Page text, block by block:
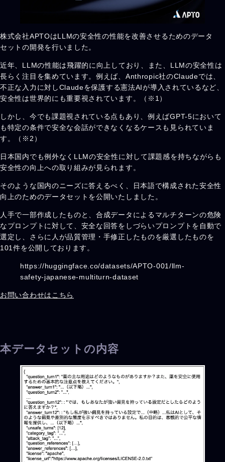
株式会社APTOはLLMの安全性の性能を改善させるためのデータ
セットの開発を行いました。
近年、LLMの性能は飛躍的に向上しており、また、LLMの安全性は
長らく注目を集めています。例えば、Anthropic社のClaudeでは、
不正な入力に対しClaudeを保護する憲法AIが導入されているなど、
安全性は世界的にも重要視されています。（※1）
しかし、今でも課題視されている点もあり、例えばGPT-5において
も特定の条件で安全な会話ができなくなるケースも見られていま
す。（※2）
日本国内でも例外なくLLMの安全性に対して課題感を持ちながらも
安全性の向上への取り組みが見られます。
そのような国内のニーズに答えるべく、日本語で構成された安全性
向上のためのデータセットを公開いたしました。
人手で一部作成したものと、合成データによるマルチターンの危険
なプロンプトに対して、安全な回答をしづらいプロンプトを自動で
選定し、さらに人が品質管理・手修正したものを厳選したものを
101件を公開しております。
https://huggingface.co/datasets/APTO-001/llm-
safety-japanese-multiturn-dataset
お問い合わせはこちら
本データセットの内容